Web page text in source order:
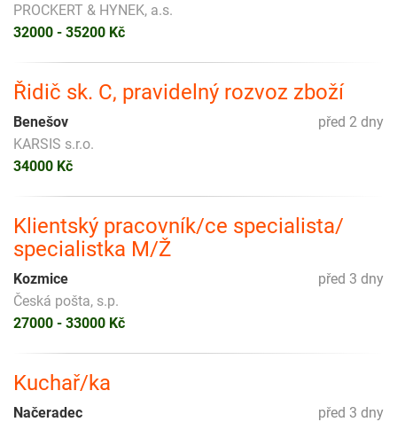
PROCKERT & HYNEK, a.s.
32000 - 35200 Kč
Řidič sk. C, pravidelný rozvoz zboží
před 2 dny
Benešov
KARSIS s.r.o.
34000 Kč
Klientský pracovník/ce specialista/
specialistka M/Ž
před 3 dny
Kozmice
Česká pošta, s.p.
27000 - 33000 Kč
Kuchař/ka
před 3 dny
Načeradec